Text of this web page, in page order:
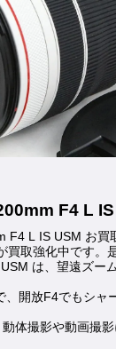
F4 L
F4 L IS USM お
買取強化中です。
は、望遠ズー
、開放F4でもシャ
体撮影や動画撮